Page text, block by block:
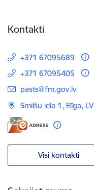
Kontakti
+371 67095689
+371 67095405
E-pasts:
pasts@fm.gov.lv
Smilšu iela 1, Rīga,
Visi kontakti